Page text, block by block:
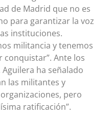
de Madrid que no es
para garantizar la voz
instituciones.
militancia y tenemos
Ante los
ha señalado
las militantes y
pero
ratificación”.